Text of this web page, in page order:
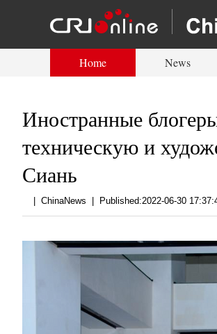
Home News
Иностранные
техническую и
Сиань
ChinaNews Published:2022-06-30